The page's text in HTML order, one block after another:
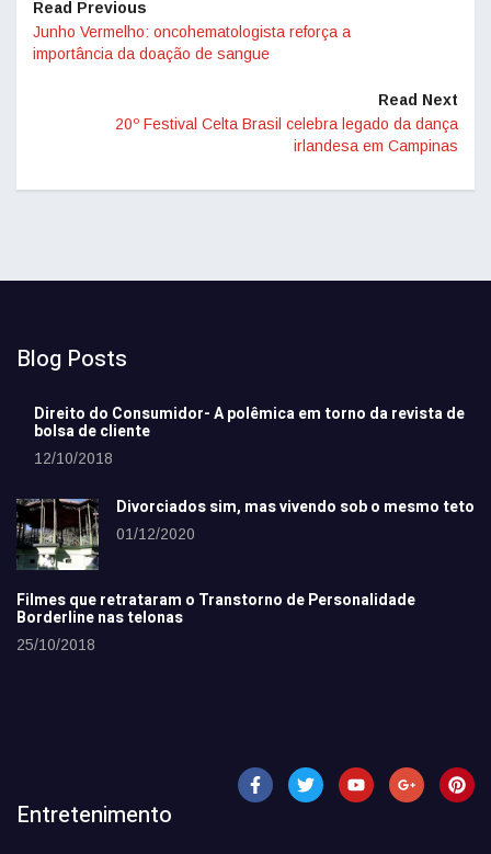
Read Previous
Junho Vermelho: oncohematologista reforça a
importância da doação de sangue
Read Next
20º Festival Celta Brasil celebra legado da dança
irlandesa em Campinas
Blog Posts
Direito do Consumidor- A polêmica em torno da revista de
bolsa de cliente
12/10/2018
Divorciados sim, mas vivendo sob o mesmo teto
01/12/2020
Filmes que retrataram o Transtorno de Personalidade
Borderline nas telonas
25/10/2018
Entretenimento